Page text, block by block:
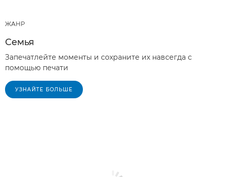
ЖАНР
Семья
Запечатлейте моменты и сохраните их навсегда с
помощью печати
УЗНАЙТЕ БОЛЬШЕ